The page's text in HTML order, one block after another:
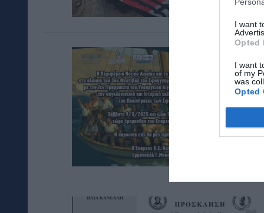
I want
Opted
I want
of my
was
Opted